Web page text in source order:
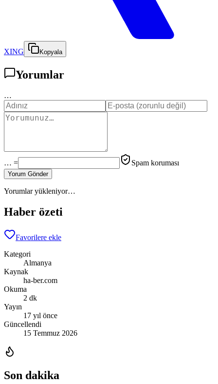
XING Kopyala
Yorumlar
…
… = Spam koruması
Yorum Gönder
Yorumlar yükleniyor…
Haber özeti
Favorilere ekle
Kategori
Almanya
Kaynak
ha-ber.com
Okuma
2 dk
Yayın
17 yıl önce
Güncellendi
15 Temmuz 2026
Son dakika